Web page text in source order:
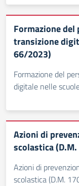
Formazione
transizione
66/2023)
Formazione del
digitale nelle
Azioni di
scolastica
Azioni di
scolastica (D.M.